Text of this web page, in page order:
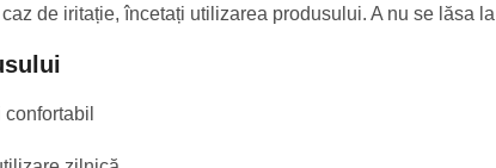
de iritație, încetați utilizarea produsului. A nu se lăsa